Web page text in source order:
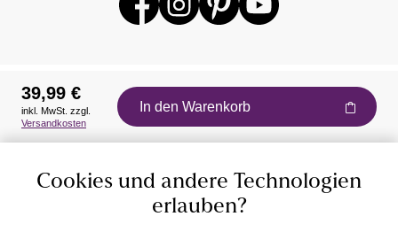
Auszeichnungen
39,99 €
inkl. MwSt. zzgl.
Versandkosten
In den Warenkorb
Cookies und andere Technologien
erlauben?